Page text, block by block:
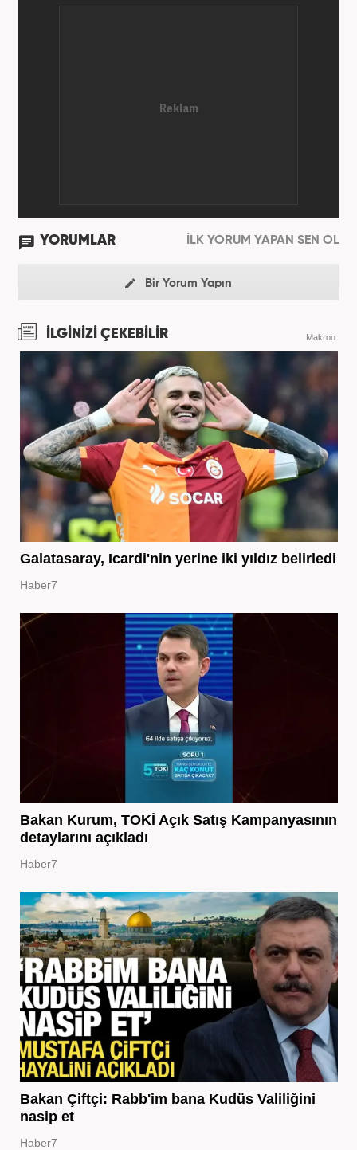
YORUMLAR İLK YORUM YAPAN SEN OL
Bir Yorum Yapın
İLGİNİZİ ÇEKEBİLİR Makroo
Galatasaray, Icardi'nin yerine iki yıldız belirledi
Haber7
Bakan Kurum, TOKİ Açık Satış Kampanyasının
detaylarını açıkladı
Haber7
Bakan Çiftçi: Rabb'im bana Kudüs Valiliğini
nasip et
Haber7